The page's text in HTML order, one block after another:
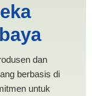
dan
berbasis di
untuk